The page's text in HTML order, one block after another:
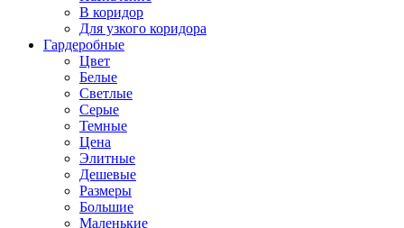
В коридор
Для узкого коридора
Гардеробные
Цвет
Белые
Светлые
Серые
Темные
Цена
Элитные
Дешевые
Размеры
Большие
Маленькие